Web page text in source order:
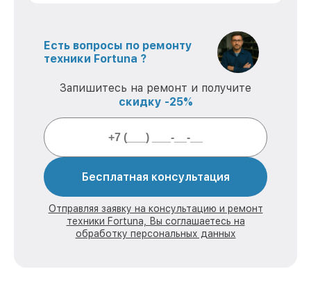
Есть вопросы по ремонту
техники Fortuna ?
Запишитесь на ремонт и получите
скидку -25%
Бесплатная консультация
Отправляя заявку на консультацию и ремонт
техники Fortuna, Вы соглашаетесь на
обработку персональных данных